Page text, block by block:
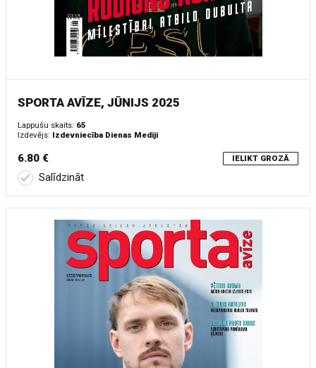
SPORTA AVĪZE, JŪNIJS 2025
Lappušu skaits: 65
Izdevējs: Izdevniecība Dienas Mediji
6.80 € IELIKT GROZĀ
Salīdzināt